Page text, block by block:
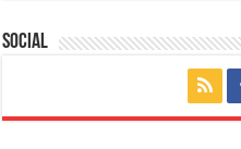
Social